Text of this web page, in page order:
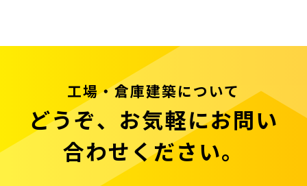
工場・倉庫建築について
どうぞ、お気軽にお問い
合わせください。